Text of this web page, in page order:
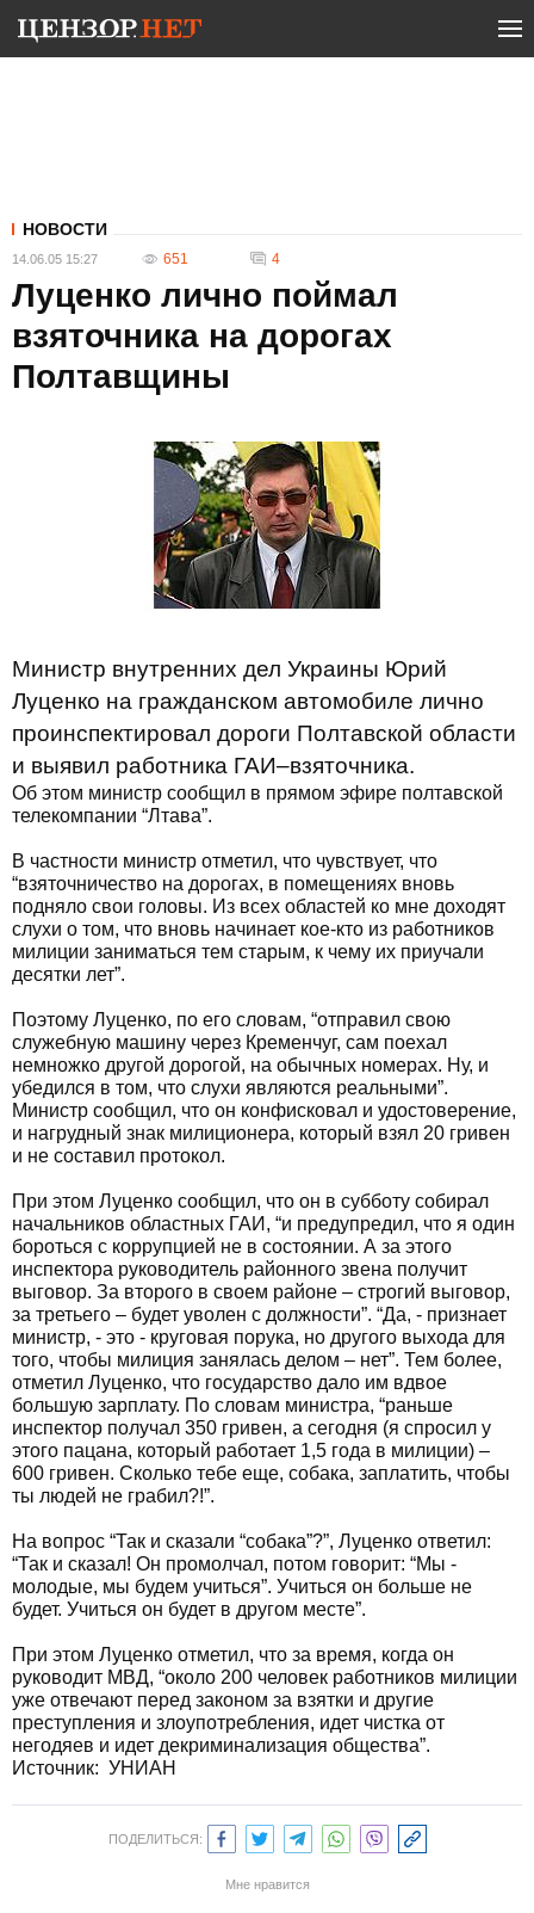
НОВОСТИ
14.06.05 15:27 651 4
Луценко лично поймал
взяточника на дорогах
Полтавщины
Министр внутренних дел Украины Юрий
Луценко на гражданском автомобиле лично
проинспектировал дороги Полтавской области
и выявил работника ГАИ–взяточника.
Об этом министр сообщил в прямом эфире полтавской
телекомпании “Лтава”.
В частности министр отметил, что чувствует, что
“взяточничество на дорогах, в помещениях вновь
подняло свои головы. Из всех областей ко мне доходят
слухи о том, что вновь начинает кое-кто из работников
милиции заниматься тем старым, к чему их приучали
десятки лет”.
Поэтому Луценко, по его словам, “отправил свою
служебную машину через Кременчуг, сам поехал
немножко другой дорогой, на обычных номерах. Ну, и
убедился в том, что слухи являются реальными”.
Министр сообщил, что он конфисковал и удостоверение,
и нагрудный знак милиционера, который взял 20 гривен
и не составил протокол.
При этом Луценко сообщил, что он в субботу собирал
начальников областных ГАИ, “и предупредил, что я один
бороться с коррупцией не в состоянии. А за этого
инспектора руководитель районного звена получит
выговор. За второго в своем районе – строгий выговор,
за третьего – будет уволен с должности”. “Да, - признает
министр, - это - круговая порука, но другого выхода для
того, чтобы милиция занялась делом – нет”. Тем более,
отметил Луценко, что государство дало им вдвое
большую зарплату. По словам министра, “раньше
инспектор получал 350 гривен, а сегодня (я спросил у
этого пацана, который работает 1,5 года в милиции) –
600 гривен. Сколько тебе еще, собака, заплатить, чтобы
ты людей не грабил?!”.
На вопрос “Так и сказали “собака”?”, Луценко ответил:
“Так и сказал! Он промолчал, потом говорит: “Мы -
молодые, мы будем учиться”. Учиться он больше не
будет. Учиться он будет в другом месте”.
При этом Луценко отметил, что за время, когда он
руководит МВД, “около 200 человек работников милиции
уже отвечают перед законом за взятки и другие
преступления и злоупотребления, идет чистка от
негодяев и идет декриминализация общества”.
Источник: УНИАН
ПОДЕЛИТЬСЯ:
Мне нравится